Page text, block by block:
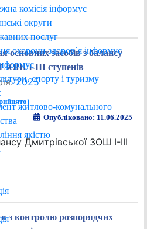
комісія інформує
округи
послуг
охорони здоров`я інформує
спорту і туризму
житлово-комунального
якістю
засобів з балансу
ЗОШ І-ІІІ ступенів
2025
Опубліковано: 11.06.2025
Дмитрівської ЗОШ І-ІІІ
з контролю розпорядчих